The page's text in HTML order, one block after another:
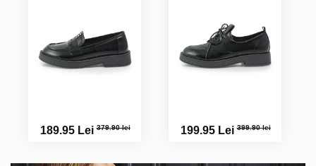
189.95 Lei379.90 lei 199.95 Lei399.90 lei